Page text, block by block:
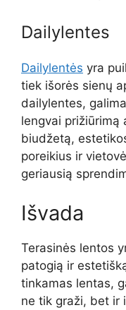
Dailylentes
Dailylentės yra
tiek išorės sienų
dailylentes,
lengvai prižiūrimą
biudžetą,
poreikius ir
geriausią
Išvada
Terasinės lentos
patogią ir
tinkamas lentas,
ne tik graži, bet ir